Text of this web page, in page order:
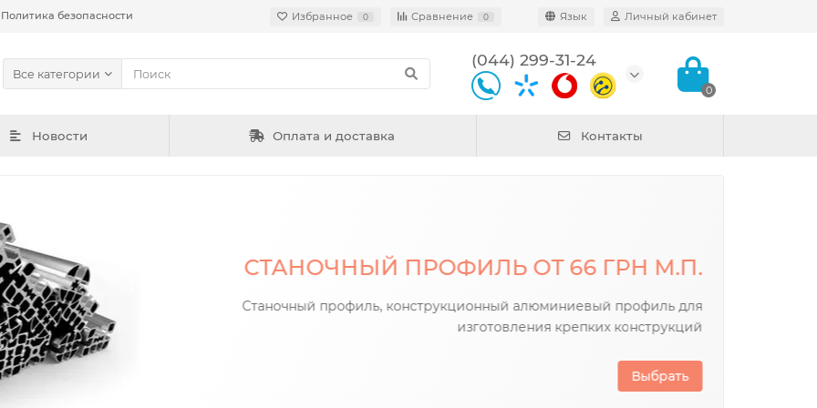
Политика безопасности Избранное 0 Сравнение 0 Язык Личный кабинет
Все категории
(044) 299-31-24
0
Новости Оплата и доставка Контакты
ПОЗИЦИИ РАДИАТОРНОГО ПРОФИЛЯ
Алюминиевый радиаторный профиль 250x40 без покрытия,
Алюминиевый радиаторный профиль 220x85 без покрытия рифленый,